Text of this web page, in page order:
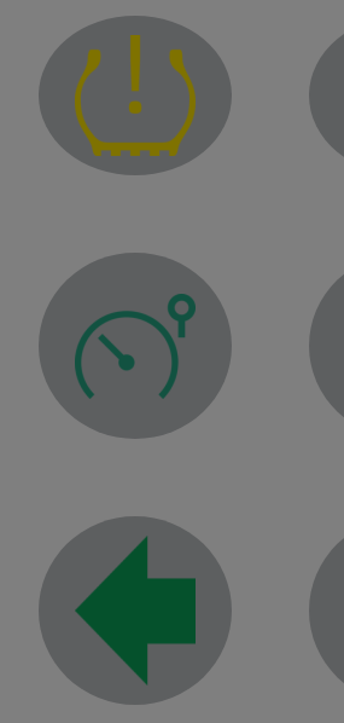
Tyre under-inflation warning light
Speed limiter warning light
Left-hand direction indicator tell-